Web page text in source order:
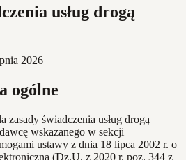
usług drogą
2026
ogólne
zasady świadczenia usług drogą
wskazanego w sekcji
ustawy z dnia 18 lipca 2002 r. o
(Dz.U. z 2020 r. poz. 344 z